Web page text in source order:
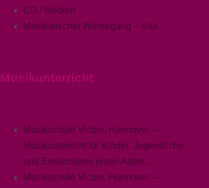
CD / Medien
Musikalischer Werdegang – Vita
Musikunterricht
Musikschule Victon, Hannover –
Musikunterricht für Kinder, Jugendliche
und Erwachsene jeden Alters…
Musikschule Victon, Hannover –